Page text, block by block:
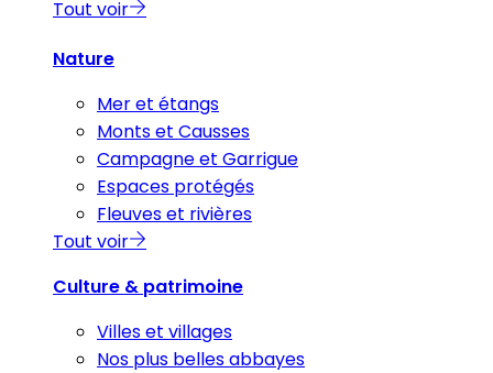
Tout voir
Nature
Mer et étangs
Monts et Causses
Campagne et Garrigue
Espaces protégés
Fleuves et rivières
Tout voir
Culture & patrimoine
Villes et villages
Nos plus belles abbayes